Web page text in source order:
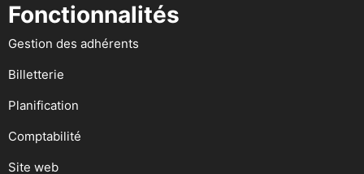
Fonctionnalités
Gestion des adhérents
Billetterie
Planification
Comptabilité
Site web